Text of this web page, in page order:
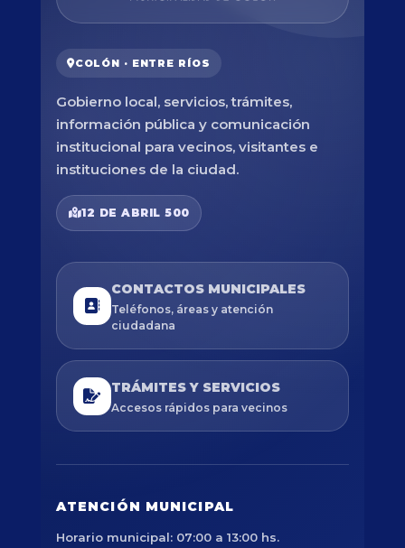
COLÓN · ENTRE RÍOS
Gobierno local, servicios, trámites,
información pública y comunicación
institucional para vecinos, visitantes e
instituciones de la ciudad.
12 DE ABRIL 500
CONTACTOS MUNICIPALES
Teléfonos, áreas y atención
ciudadana
TRÁMITES Y SERVICIOS
Accesos rápidos para vecinos
ATENCIÓN MUNICIPAL
Horario municipal: 07:00 a 13:00 hs.